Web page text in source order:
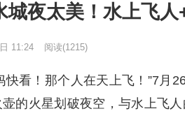
城夜太美！水上飞
11:24 阅读(1215)
快看！那个人在天上飞！”7月
壶的火星划破夜空，与水上飞